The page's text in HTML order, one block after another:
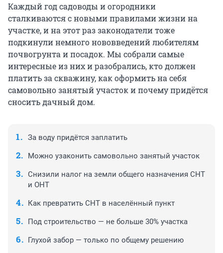
Каждый год садоводы и огородники
сталкиваются с новыми правилами жизни на
участке, и на этот раз законодатели тоже
подкинули немного нововведений любителям
почвогрунта и посадок. Мы собрали самые
интересные из них и разобрались, кто должен
платить за скважину, как оформить на себя
самовольно занятый участок и почему придётся
сносить дачный дом.
За воду придётся заплатить
Можно узаконить самовольно занятый участок
Снизили налог на земли общего назначения СНТ
и ОНТ
Как превратить СНТ в населённый пункт
Под строительство — не больше 30% участка
Глухой забор — только по общему решению